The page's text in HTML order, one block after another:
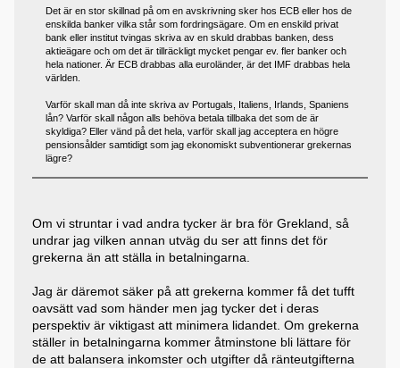
Det är en stor skillnad på om en avskrivning sker hos ECB eller hos de
enskilda banker vilka står som fordringsägare. Om en enskild privat
bank eller institut tvingas skriva av en skuld drabbas banken, dess
aktieägare och om det är tillräckligt mycket pengar ev. fler banker och
hela nationer. Är ECB drabbas alla euroländer, är det IMF drabbas hela
världen.
Varför skall man då inte skriva av Portugals, Italiens, Irlands, Spaniens
lån? Varför skall någon alls behöva betala tillbaka det som de är
skyldiga? Eller vänd på det hela, varför skall jag acceptera en högre
pensionsålder samtidigt som jag ekonomiskt subventionerar grekernas
lägre?
Om vi struntar i vad andra tycker är bra för Grekland, så
undrar jag vilken annan utväg du ser att finns det för
grekerna än att ställa in betalningarna.
Jag är däremot säker på att grekerna kommer få det tufft
oavsätt vad som händer men jag tycker det i deras
perspektiv är viktigast att minimera lidandet. Om grekerna
ställer in betalningarna kommer åtminstone bli lättare för
de att balansera inkomster och utgifter då ränteutgifterna